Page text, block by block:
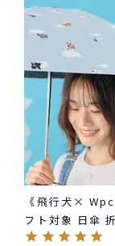
《飛行犬×
フト対象 日傘